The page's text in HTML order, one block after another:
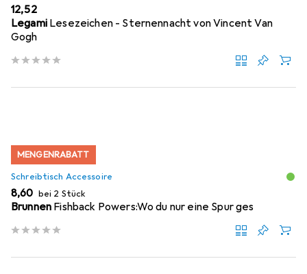
EUR
12,52
Legami Lesezeichen - Sternennacht von Vincent Van
Gogh
MENGENRABATT
Schreibtisch Accessoire
EUR
8,60 bei 2 Stück
Brunnen Fishback Powers:Wo du nur eine Spur ges